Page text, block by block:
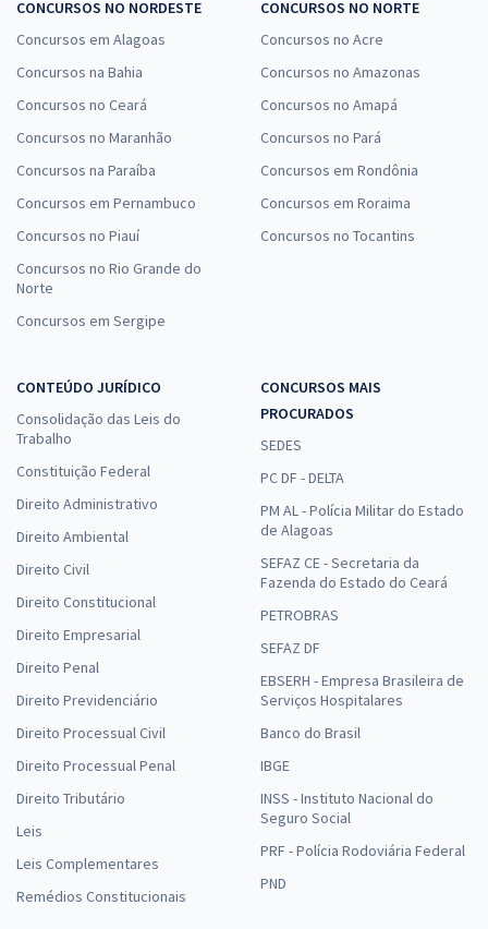
CONCURSOS NO NORDESTE
Concursos em Alagoas
Concursos na Bahia
Concursos no Ceará
Concursos no Maranhão
Concursos na Paraíba
Concursos em Pernambuco
Concursos no Piauí
Concursos no Rio Grande do
Norte
Concursos em Sergipe
CONCURSOS NO NORTE
Concursos no Acre
Concursos no Amazonas
Concursos no Amapá
Concursos no Pará
Concursos em Rondônia
Concursos em Roraima
Concursos no Tocantins
CONTEÚDO JURÍDICO
Consolidação das Leis do
Trabalho
Constituição Federal
Direito Administrativo
Direito Ambiental
Direito Civil
Direito Constitucional
Direito Empresarial
Direito Penal
Direito Previdenciário
Direito Processual Civil
Direito Processual Penal
Direito Tributário
Leis
Leis Complementares
Remédios Constitucionais
CONCURSOS MAIS
PROCURADOS
SEDES
PC DF - DELTA
PM AL - Polícia Militar do Estado
de Alagoas
SEFAZ CE - Secretaria da
Fazenda do Estado do Ceará
PETROBRAS
SEFAZ DF
EBSERH - Empresa Brasileira de
Serviços Hospitalares
Banco do Brasil
IBGE
INSS - Instituto Nacional do
Seguro Social
PRF - Polícia Rodoviária Federal
PND